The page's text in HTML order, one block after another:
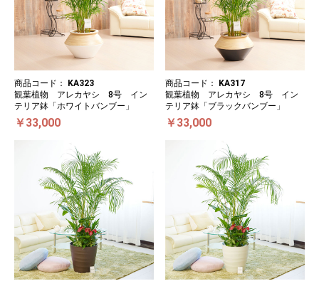
商品コード： KA323
観葉植物 アレカヤシ 8号 イン
テリア鉢「ホワイトバンブー」
￥33,000
商品コード： KA317
観葉植物 アレカヤシ 8号 イン
テリア鉢「ブラックバンブー」
￥33,000